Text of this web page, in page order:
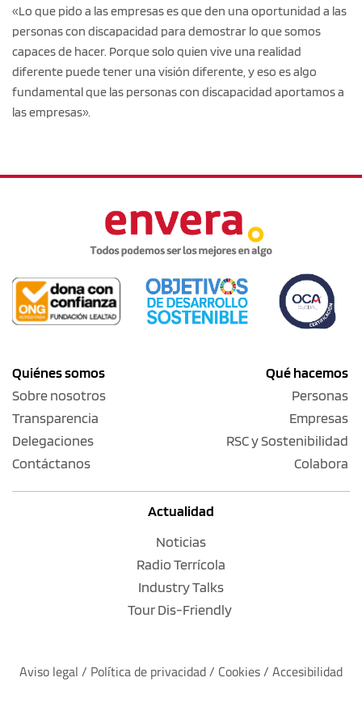
«Lo que pido a las empresas es que den una oportunidad a las
personas con discapacidad para demostrar lo que somos
capaces de hacer. Porque solo quien vive una realidad
diferente puede tener una visión diferente, y eso es algo
fundamental que las personas con discapacidad aportamos a
las empresas».
Quiénes somos
Sobre nosotros
Transparencia
Delegaciones
Contáctanos
Qué hacemos
Personas
Empresas
RSC y Sostenibilidad
Colabora
Actualidad
Noticias
Radio Terrícola
Industry Talks
Tour Dis-Friendly
Aviso legal / Política de privacidad / Cookies / Accesibilidad